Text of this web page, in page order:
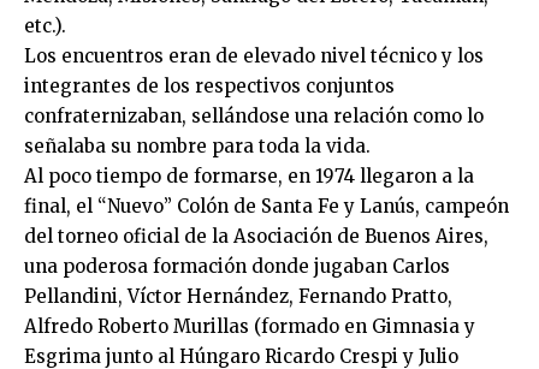
etc.).
Los encuentros eran de elevado nivel técnico y los
integrantes de los respectivos conjuntos
confraternizaban, sellándose una relación como lo
señalaba su nombre para toda la vida.
Al poco tiempo de formarse, en 1974 llegaron a la
final, el “Nuevo” Colón de Santa Fe y Lanús, campeón
del torneo oficial de la Asociación de Buenos Aires,
una poderosa formación donde jugaban Carlos
Pellandini, Víctor Hernández, Fernando Pratto,
Alfredo Roberto Murillas (formado en Gimnasia y
Esgrima junto al Húngaro Ricardo Crespi y Julio